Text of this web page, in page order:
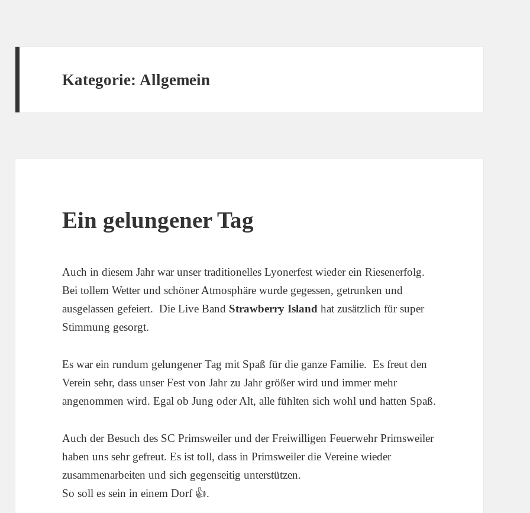
Kategorie: Allgemein
Ein gelungener Tag
Auch in diesem Jahr war unser traditionelles Lyonerfest wieder ein Riesenerfolg.
Bei tollem Wetter und schöner Atmosphäre wurde gegessen, getrunken und
ausgelassen gefeiert. Die Live Band Strawberry Island hat zusätzlich für super
Stimmung gesorgt.
Es war ein rundum gelungener Tag mit Spaß für die ganze Familie. Es freut den
Verein sehr, dass unser Fest von Jahr zu Jahr größer wird und immer mehr
angenommen wird. Egal ob Jung oder Alt, alle fühlten sich wohl und hatten Spaß.
Auch der Besuch des SC Primsweiler und der Freiwilligen Feuerwehr Primsweiler
haben uns sehr gefreut. Es ist toll, dass in Primsweiler die Vereine wieder
zusammenarbeiten und sich gegenseitig unterstützen.
So soll es sein in einem Dorf 👍.